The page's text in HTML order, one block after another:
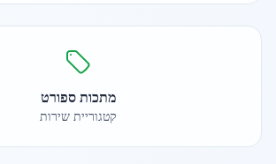
מתכות ספורט
קטגוריית שירות